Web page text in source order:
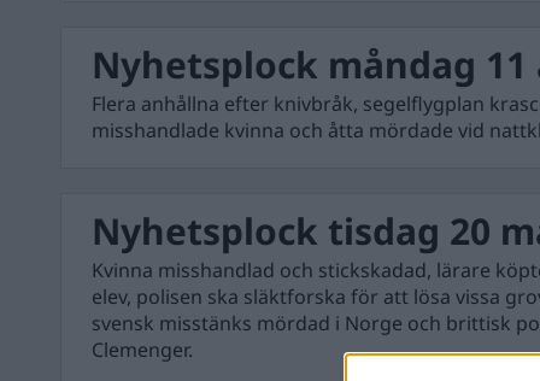
Nyhetsplock måndag 11
Flera anhållna efter knivbråk, segelflygplan
misshandlade kvinna och åtta mördade vid
Nyhetsplock tisdag 20
Kvinna misshandlad och stickskadad, lärare
elev, polisen ska släktforska för att lösa vissa
svensk misstänks mördad i Norge och brittisk
Clemenger.